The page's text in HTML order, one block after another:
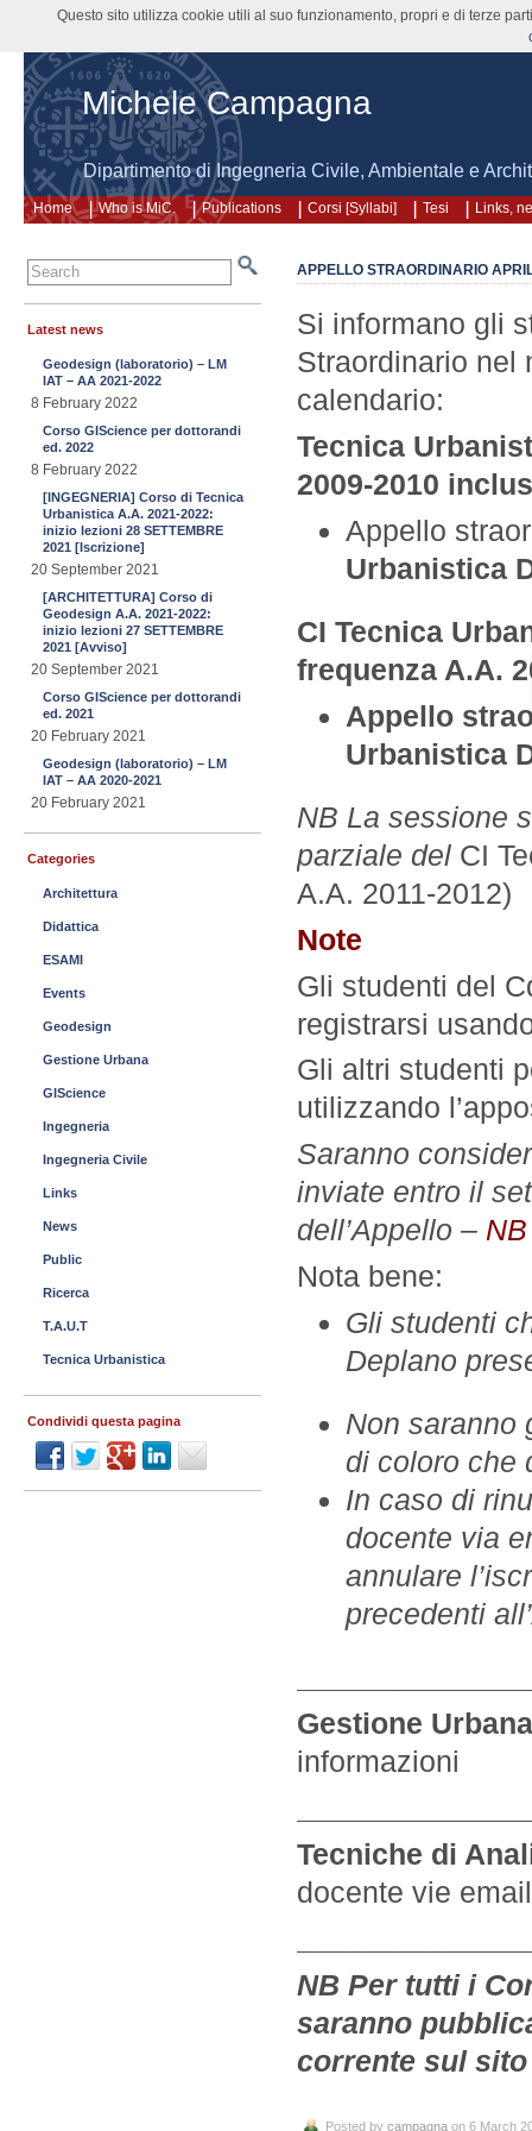
Michele Campagna
Dipartimento di Ingegneria Civile, Ambientale e
Home Who is MiC. Publications Corsi [Syllabi] Tesi Links,
APPELLO STRAORDINARIO
Si informano gli
Straordinario nel
calendario:
Tecnica
2009-2010
Appello
Urbanistica
CI Tecnica
frequenza A.A.
Appello
Urbanistica
NB La sessione
parziale del CI
A.A. 2011-2012)
Note
Gli studenti del
registrarsi
Gli altri studenti
utilizzando
Saranno
inviate entro il
dell’Appello –
Nota bene:
Gli studenti
Deplano
Non saranno
di coloro che
In caso di
docente via
annulare
precedenti
Gestione
informazioni
Tecniche di
docente vie
NB Per tutti i
saranno
corrente sul
Posted by campagna on 6 March
Latest news
Geodesign (laboratorio) – LM
IAT – AA 2021-2022
8 February 2022
Corso GIScience per dottorandi
ed. 2022
8 February 2022
[INGEGNERIA] Corso di Tecnica
Urbanistica A.A. 2021-2022:
inizio lezioni 28 SETTEMBRE
2021 [Iscrizione]
20 September 2021
[ARCHITETTURA] Corso di
Geodesign A.A. 2021-2022:
inizio lezioni 27 SETTEMBRE
2021 [Avviso]
20 September 2021
Corso GIScience per dottorandi
ed. 2021
20 February 2021
Geodesign (laboratorio) – LM
IAT – AA 2020-2021
20 February 2021
Categories
Architettura
Didattica
ESAMI
Events
Geodesign
Gestione Urbana
GIScience
Ingegneria
Ingegneria Civile
Links
News
Public
Ricerca
T.A.U.T
Tecnica Urbanistica
Condividi questa pagina
Questo sito utilizza cookie utili al suo funzionamento, propri e di terze